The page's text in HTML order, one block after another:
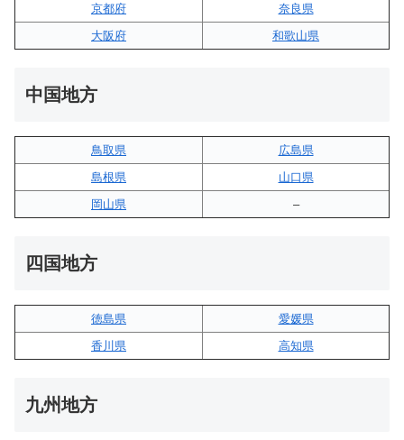
京都府
奈良県
大阪府
和歌山県
中国地方
鳥取県
広島県
島根県
山口県
岡山県
–
四国地方
徳島県
愛媛県
香川県
高知県
九州地方